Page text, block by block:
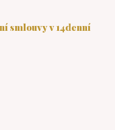
smlouvy v 14denní